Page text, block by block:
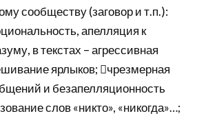
сообществу (заговор и т.п.):
апелляция к
в текстах – агрессивная
ярлыков; чрезмерная
и безапелляционность
слов «никто», «никогда»…;